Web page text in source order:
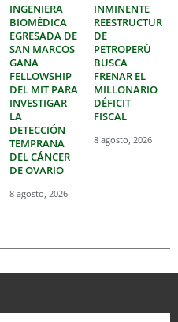
INGENIERA
BIOMÉDICA
EGRESADA DE
SAN MARCOS
GANA
FELLOWSHIP
DEL MIT PARA
INVESTIGAR
LA
DETECCIÓN
TEMPRANA
DEL CÁNCER
DE OVARIO
8 agosto, 2026
INMINENTE
DE
PETROPERÚ
BUSCA
FRENAR EL
MILLONARIO
DÉFICIT
FISCAL
8 agosto, 2026